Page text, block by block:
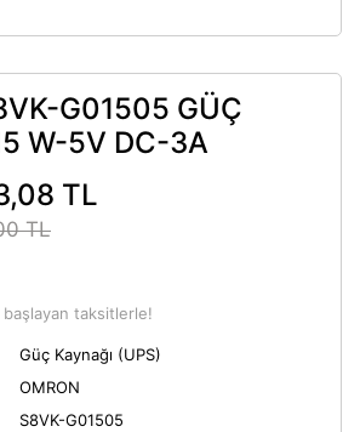
G01505 GÜÇ
W-5V DC-3A
TL
TL
taksitlerle!
Güç Kaynağı (UPS)
OMRON
S8VK-G01505